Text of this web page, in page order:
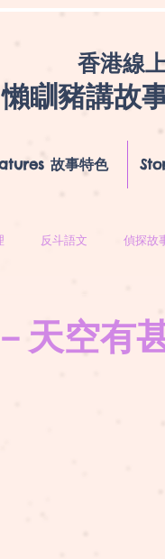
香港線
懶瞓豬講故
故事特色
反斗語文 偵探故
天空有